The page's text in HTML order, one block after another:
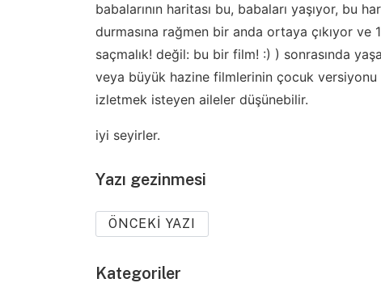
babalarının haritası bu, babaları yaşıyor, bu
durmasına rağmen bir anda ortaya çıkıyor
saçmalık! değil: bu bir film! :) ) sonrasında
veya büyük hazine filmlerinin çocuk
izletmek isteyen aileler düşünebilir.
iyi seyirler.
Yazı gezinmesi
ÖNCEKI YAZI
Kategoriler